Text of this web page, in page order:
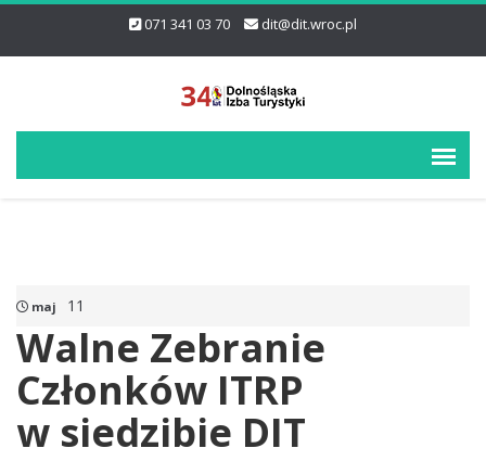
071 341 03 70 dit@dit.wroc.pl
maj 11
Walne Zebranie
Członków ITRP
w siedzibie DIT